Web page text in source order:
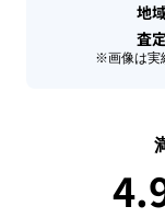
地
査
※画像は実